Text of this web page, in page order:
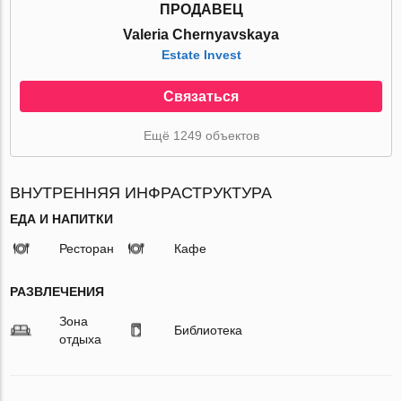
ПРОДАВЕЦ
Valeria Chernyavskaya
Estate Invest
Связаться
Ещё 1249 объектов
ВНУТРЕННЯЯ ИНФРАСТРУКТУРА
ЕДА И НАПИТКИ
Ресторан Кафе
РАЗВЛЕЧЕНИЯ
Зона
отдыха
Библиотека